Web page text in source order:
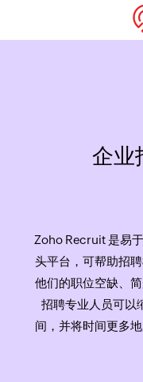
企业
Zoho Recruit 是易
头平台，可帮助招
他们的职位空缺、
招聘专业人员可以
间，并将时间更多